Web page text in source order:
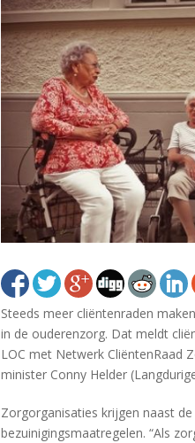
Steeds meer cliëntenraden
in de ouderenzorg. Dat meldt
LOC met Netwerk CliëntenRaad
minister Conny Helder
Zorgorganisaties krijgen naast
bezuinigingsmaatregelen. “Als